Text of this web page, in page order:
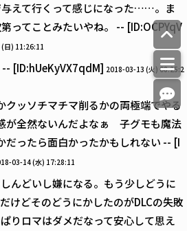
えて行くって感じになった……。ま
ってことみたいやね。 -- [ID:OCPYqV
日) 11:26:11
[ID:hUeKyVX7qdM] 2018-03-13 (火) 08:25:2
クッソチマチマ削るかの両極端でやる
が全然ないんだよなぁ 子グモも魔法
だったら面白かったかもしれない -- [I
03-14 (水) 17:28:11
んどいし嫌になる。もう少しどうに
けどそのどうにかしたのがDLCの失敗
りロマはダメだなって安心して思え